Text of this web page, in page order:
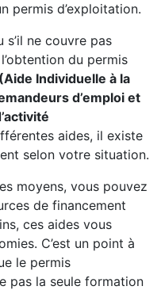
permis d’exploitation.
s’il ne couvre pas
du permis
(Aide Individuelle à la
d’emploi et
aides, il existe
selon votre situation.
moyens, vous pouvez
de financement
ces aides vous
C’est un point à
le permis
pas la seule formation